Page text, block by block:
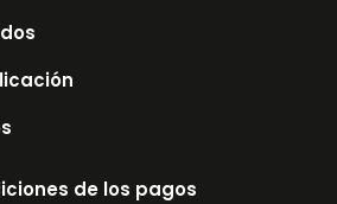
de los pagos